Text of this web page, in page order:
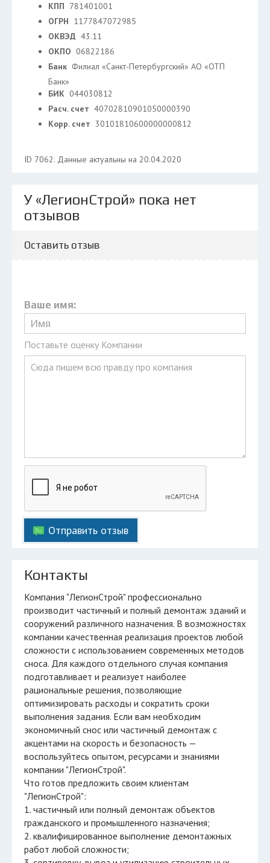
КПП 781401001
ОГРН 1177847072985
ОКВЭД 43.11
ОКПО 06822186
Банк Филиал «Санкт-Петербургский» АО «ОТП
Банк»
БИК 044030812
Расч. счет 40702810901050000390
Корр. счет 30101810600000000812
ID 7062. Данные актуальны на 20.04.2020
У «ЛегионСтрой» пока нет
отзывов
Оставить отзыв
Ваше имя:
Поставьте оценку Компании
Отправить отзыв
Контакты
Компания "ЛегионСтрой" профессионально
производит частичный и полный демонтаж зданий и
сооружений различного назначения. В возможностях
компании качественная реализация проектов любой
сложности с использованием современных методов
сноса. Для каждого отдельного случая компания
подготавливает и реализует наиболее
рациональные решения, позволяющие
оптимизировать расходы и сократить сроки
выполнения задания. Если вам необходим
экономичный снос или частичный демонтаж с
акцентами на скорость и безопасность —
воспользуйтесь опытом, ресурсами и знаниями
компании "ЛегионСтрой".
Что готов предложить своим клиентам
"ЛегионСтрой":
1. частичный или полный демонтаж объектов
гражданского и промышленного назначения;
2. квалифицированное выполнение демонтажных
работ любой сложности;